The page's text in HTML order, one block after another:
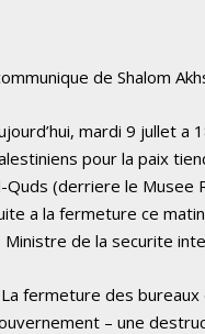
de Shalom
mardi 9 jullet a
pour la paix
Quds (derriere le Musee
a la fermeture ce
Ministre de la securite
fermeture des
– une